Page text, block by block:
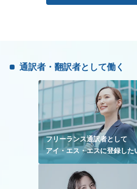
通訳者・翻訳者として働く
フリーランス通訳者として
アイ・エス・エスに登録した